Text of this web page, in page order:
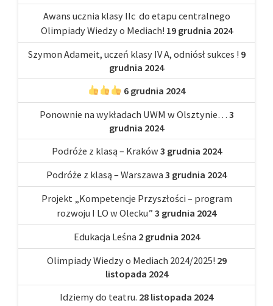
Awans ucznia klasy IIc do etapu centralnego
Olimpiady Wiedzy o Mediach! 19 grudnia 2024
Szymon Adameit, uczeń klasy IV A, odniósł sukces ! 9
grudnia 2024
6 grudnia 2024
Ponownie na wykładach UWM w Olsztynie… 3
grudnia 2024
Podróże z klasą – Kraków 3 grudnia 2024
Podróże z klasą – Warszawa 3 grudnia 2024
Projekt „Kompetencje Przyszłości – program
rozwoju I LO w Olecku” 3 grudnia 2024
Edukacja Leśna 2 grudnia 2024
Olimpiady Wiedzy o Mediach 2024/2025! 29
listopada 2024
Idziemy do teatru. 28 listopada 2024